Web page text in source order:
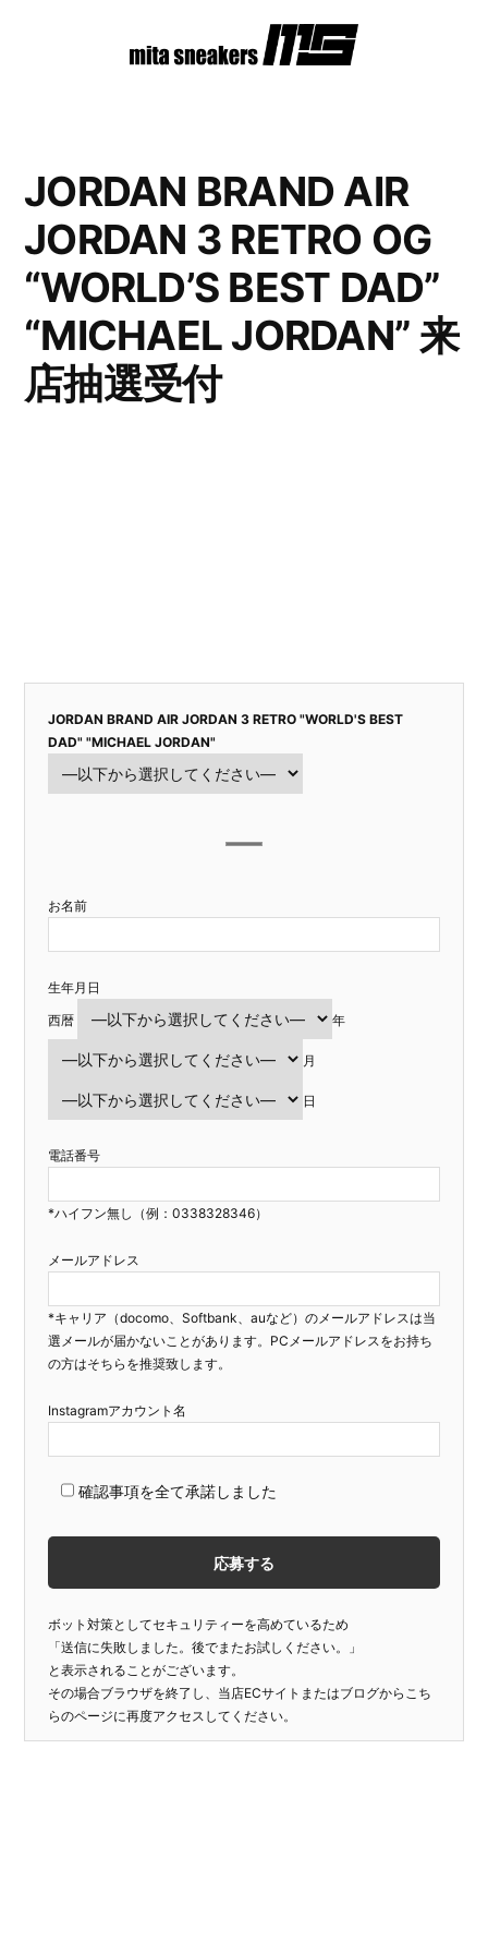
JORDAN BRAND AIR
JORDAN 3 RETRO OG
“WORLD’S BEST DAD”
“MICHAEL JORDAN” 来
店抽選受付
JORDAN BRAND AIR JORDAN 3 RETRO "WORLD'S BEST
DAD" "MICHAEL JORDAN"
お名前
生年月日
西暦
年
月
日
電話番号
*ハイフン無し（例：0338328346）
メールアドレス
*キャリア（docomo、Softbank、auなど）のメールアドレスは当
選メールが届かないことがあります。PCメールアドレスをお持ち
の方はそちらを推奨致します。
Instagramアカウント名
確認事項を全て承諾しました
ボット対策としてセキュリティーを高めているため
「送信に失敗しました。後でまたお試しください。」
と表示されることがございます。
その場合ブラウザを終了し、当店ECサイトまたはブログからこち
らのページに再度アクセスしてください。